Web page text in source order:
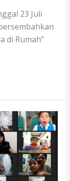
23 Juli
di Rumah”